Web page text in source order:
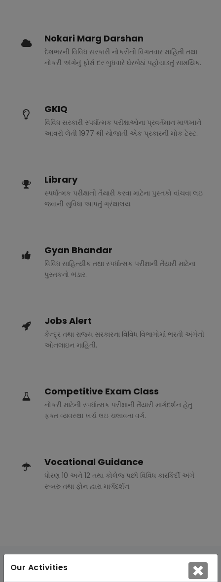
Our Activities
Nokari Marg Darshan
દેશભરની વિવિધ સરકારી નોકરીની વિગતવાર માહિતી તથા
નોકરી અંગેનું ફોર્મ દર બુધવારે ઘેરબેઠાં પહોચાડતું સામયિક.
GKIQ
વિવિધ સરકારી સ્પર્ધાત્મક પરીક્ષાઓના પ્રવર્તમાન માળખાને
આવરી લેતી 1977 થી યોજાતી એક પ્રકારની મોક ટેસ્ટ.
Library
સ્પર્ધાત્મક પરીક્ષાની તૈયારી કરવા માટેના પુસ્તકો વાંચવા લઇ
જવાની સુવિધા આપતું ગ્રંથાલય.
Gyan Bhandar
વિવિધ સાહિત્યીક તથા સ્પર્ધાત્મક પરીક્ષાની તૈયારી માટેના
પુસ્તકનો ભંડાર.
Jobs Alert
કેન્દ્ર તથા રાજ્ય સરકારના વિવિધ વિભાગોમાં ભરતી અંગેની
ઓનલાઇન માહિતી.
Competitive Exam Class
નોકરી માટેની સ્પર્ધાત્મક પરીક્ષાની તૈયારી માર્ગદર્શન હેતુ
ફક્ત વ્યવસ્થા ખર્ચ લઇ ચલાવતા વર્ગ.
Vocational Guidance
ધોરણ 10 અને 12 તથા કોલેજ પછી વિવિધ કારકિર્દી અંગે
રૂબરુ તથા ફોન દ્વારા માર્ગદર્શન.